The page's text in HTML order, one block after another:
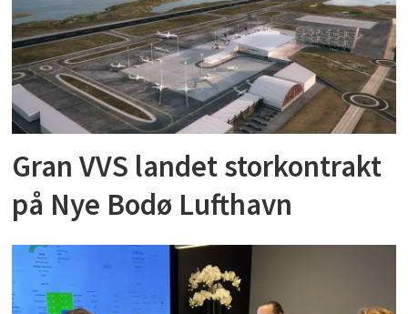
Gran VVS landet storkontrakt
på Nye Bodø Lufthavn